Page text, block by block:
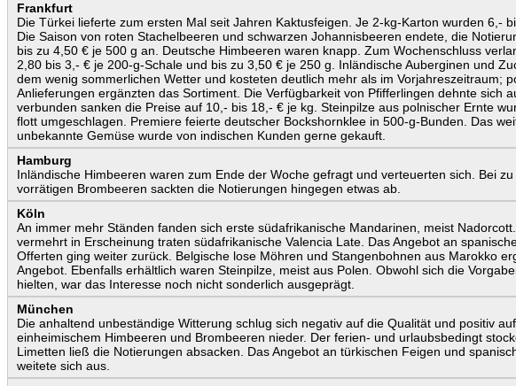
Frankfurt
Die Türkei lieferte zum ersten Mal seit Jahren Kaktusfeigen. Je 2-kg-Karton wurden 6,-
Die Saison von roten Stachelbeeren und schwarzen Johannisbeeren endete, die
bis zu 4,50 € je 500 g an. Deutsche Himbeeren waren knapp. Zum Wochenschluss
2,80 bis 3,- € je 200-g-Schale und bis zu 3,50 € je 250 g. Inländische Auberginen und
dem wenig sommerlichen Wetter und kosteten deutlich mehr als im Vorjahreszeitraum;
Anlieferungen ergänzten das Sortiment. Die Verfügbarkeit von Pfifferlingen dehnte sich
verbunden sanken die Preise auf 10,- bis 18,- € je kg. Steinpilze aus polnischer Ernte
flott umgeschlagen. Premiere feierte deutscher Bockshornklee in 500-g-Bunden. Das
unbekannte Gemüse wurde von indischen Kunden gerne gekauft.
Hamburg
Inländische Himbeeren waren zum Ende der Woche gefragt und verteuerten sich. Bei zu
vorrätigen Brombeeren sackten die Notierungen hingegen etwas ab.
Köln
An immer mehr Ständen fanden sich erste südafrikanische Mandarinen, meist
vermehrt in Erscheinung traten südafrikanische Valencia Late. Das Angebot an
Offerten ging weiter zurück. Belgische lose Möhren und Stangenbohnen aus Marokko
Angebot. Ebenfalls erhältlich waren Steinpilze, meist aus Polen. Obwohl sich die
hielten, war das Interesse noch nicht sonderlich ausgeprägt.
München
Die anhaltend unbeständige Witterung schlug sich negativ auf die Qualität und positiv
einheimischem Himbeeren und Brombeeren nieder. Der ferien- und urlaubsbedingt
Limetten ließ die Notierungen absacken. Das Angebot an türkischen Feigen und
weitete sich aus.